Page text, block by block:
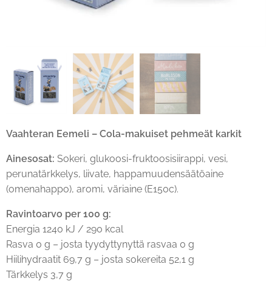
Vaahteran Eemeli – Cola-makuiset pehmeät karkit
Ainesosat: Sokeri, glukoosi-fruktoosisiirappi, vesi,
perunatärkkelys, liivate, happamuudensäätöaine
(omenahappo), aromi, väriaine (E150c).
Ravintoarvo per 100 g:
Energia 1240 kJ / 290 kcal
Rasva 0 g – josta tyydyttynyttä rasvaa 0 g
Hiilihydraatit 69,7 g – josta sokereita 52,1 g
Tärkkelys 3,7 g